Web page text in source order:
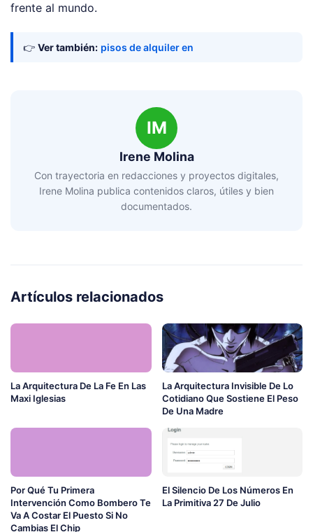
frente al mundo.
👉 Ver también: pisos de alquiler en
IM
Irene Molina
Con trayectoria en redacciones y proyectos digitales,
Irene Molina publica contenidos claros, útiles y bien
documentados.
Artículos relacionados
La Arquitectura De La Fe En Las
Maxi Iglesias
La Arquitectura Invisible De Lo
Cotidiano Que Sostiene El Peso
De Una Madre
Por Qué Tu Primera
Intervención Como Bombero Te
Va A Costar El Puesto Si No
Cambias El Chip
El Silencio De Los Números En
La Primitiva 27 De Julio